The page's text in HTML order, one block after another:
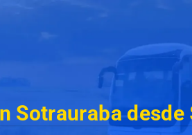
Sotrauraba desde